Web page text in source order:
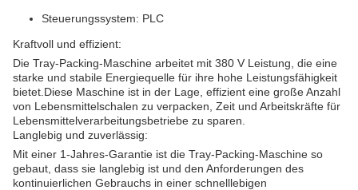
Steuerungssystem: PLC
Kraftvoll und effizient:
Die Tray-Packing-Maschine arbeitet mit 380 V Leistung, die eine
starke und stabile Energiequelle für ihre hohe Leistungsfähigkeit
bietet.Diese Maschine ist in der Lage, effizient eine große Anzahl
von Lebensmittelschalen zu verpacken, Zeit und Arbeitskräfte für
Lebensmittelverarbeitungsbetriebe zu sparen.
Langlebig und zuverlässig:
Mit einer 1-Jahres-Garantie ist die Tray-Packing-Maschine so
gebaut, dass sie langlebig ist und den Anforderungen des
kontinuierlichen Gebrauchs in einer schnelllebigen